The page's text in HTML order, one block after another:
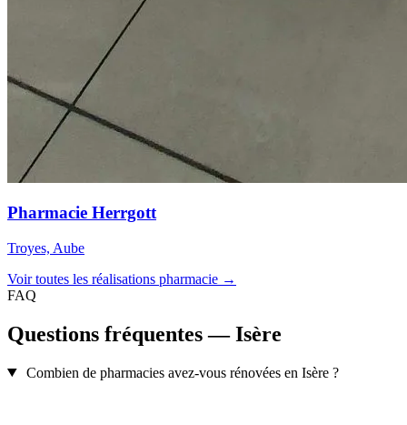
Pharmacie Herrgott
Troyes, Aube
Voir toutes les réalisations pharmacie →
FAQ
Questions fréquentes — Isère
Combien de pharmacies avez-vous rénovées en Isère ?